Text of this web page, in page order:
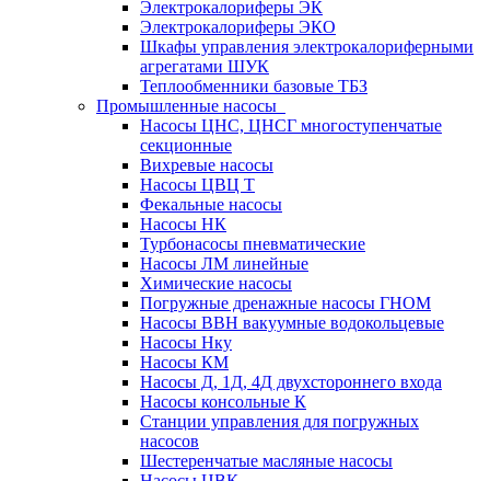
Электрокалориферы ЭК
Электрокалориферы ЭКО
Шкафы управления электрокалориферными
агрегатами ШУК
Теплообменники базовые ТБЗ
Промышленные насосы
Насосы ЦНС, ЦНСГ многоступенчатые
секционные
Вихревые насосы
Насосы ЦВЦ Т
Фекальные насосы
Насосы НК
Турбонасосы пневматические
Насосы ЛМ линейные
Химические насосы
Погружные дренажные насосы ГНОМ
Насосы ВВН вакуумные водокольцевые
Насосы Нку
Насосы КМ
Насосы Д, 1Д, 4Д двухстороннего входа
Насосы консольные К
Станции управления для погружных
насосов
Шестеренчатые масляные насосы